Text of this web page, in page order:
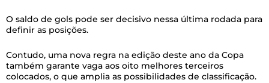
O saldo de gols pode ser decisivo nessa última rodada para
definir as posições.
Contudo, uma nova regra na edição deste ano da Copa
também garante vaga aos oito melhores terceiros
colocados, o que amplia as possibilidades de classificação.